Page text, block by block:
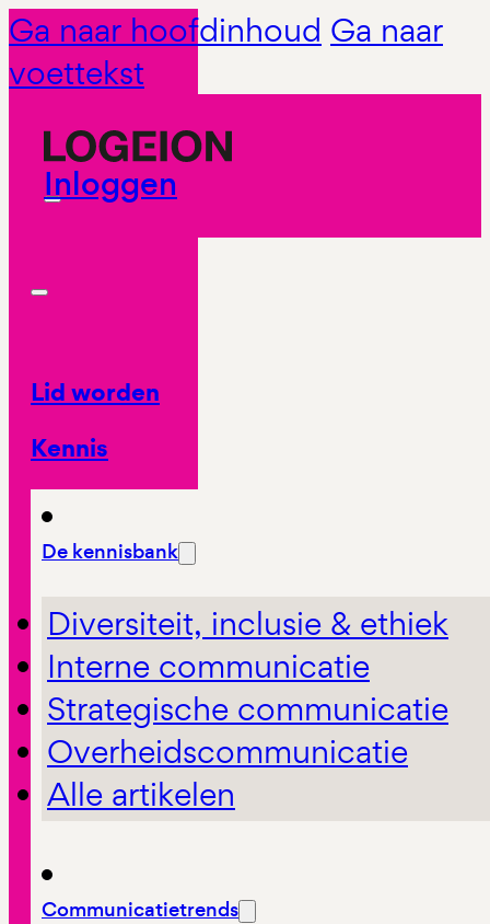
Ga naar hoofdinhoud Ga naar
voettekst
Inloggen
Lid worden
Kennis
De kennisbank
Diversiteit, inclusie & ethiek
Interne communicatie
Strategische communicatie
Overheidscommunicatie
Alle artikelen
Communicatietrends